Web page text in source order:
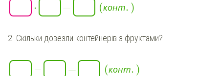
⋅ = (конт. )
2. Скільки довезли контейнерів з фруктами?
− = (конт. )